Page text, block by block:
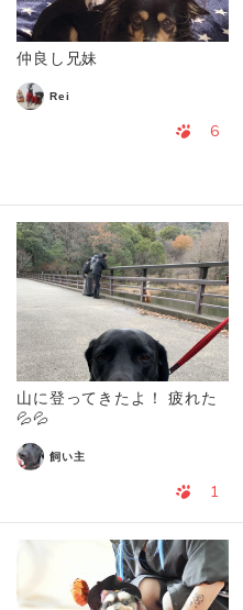
仲良し兄妹
Rei
6
山に登ってきたよ！ 疲れた
💦💦
飼い主
1